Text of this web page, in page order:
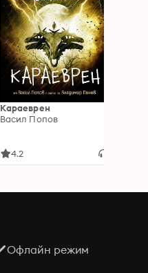
Караеврен
Васил Попов
4.2
Офлайн режим